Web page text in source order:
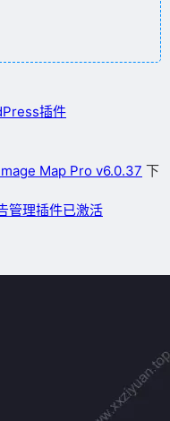
插件
Map Pro v6.0.37 下
管理插件已激活